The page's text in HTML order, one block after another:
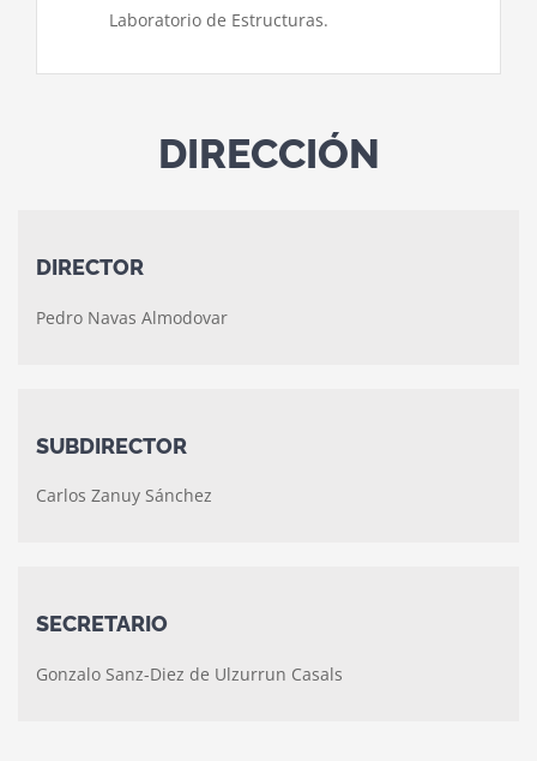
Laboratorio de Estructuras.
DIRECCIÓN
DIRECTOR
Pedro Navas Almodovar
SUBDIRECTOR
Carlos Zanuy Sánchez
SECRETARIO
Gonzalo Sanz-Diez de Ulzurrun Casals